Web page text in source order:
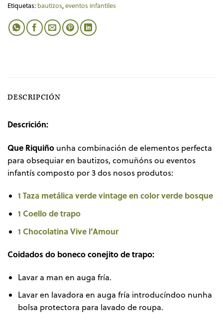
Etiquetas: bautizos,eventos infantiles
DESCRIPCIÓN
Descrición:
Que Riquiño unha combinación de elementos perfecta
para obsequiar en bautizos, comuñóns ou eventos
infantís composto por 3 dos nosos produtos:
1 Taza metálica verde vintage en color verde bosque
1 Coello de trapo
1 Chocolatina Vive l’Amour
Coidados do boneco conejito de trapo:
Lavar a man en auga fría.
Lavar en lavadora en auga fría introducíndoo nunha
bolsa protectora para lavado de roupa.